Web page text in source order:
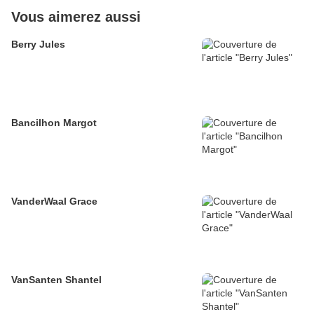
Vous aimerez aussi
Berry Jules
Bancilhon Margot
VanderWaal Grace
VanSanten Shantel